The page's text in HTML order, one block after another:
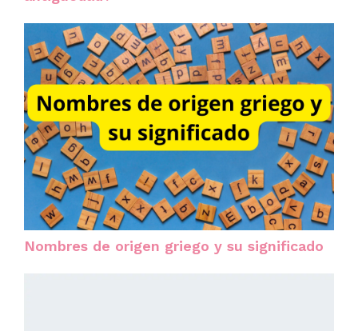
Nombres de origen griego y su significado